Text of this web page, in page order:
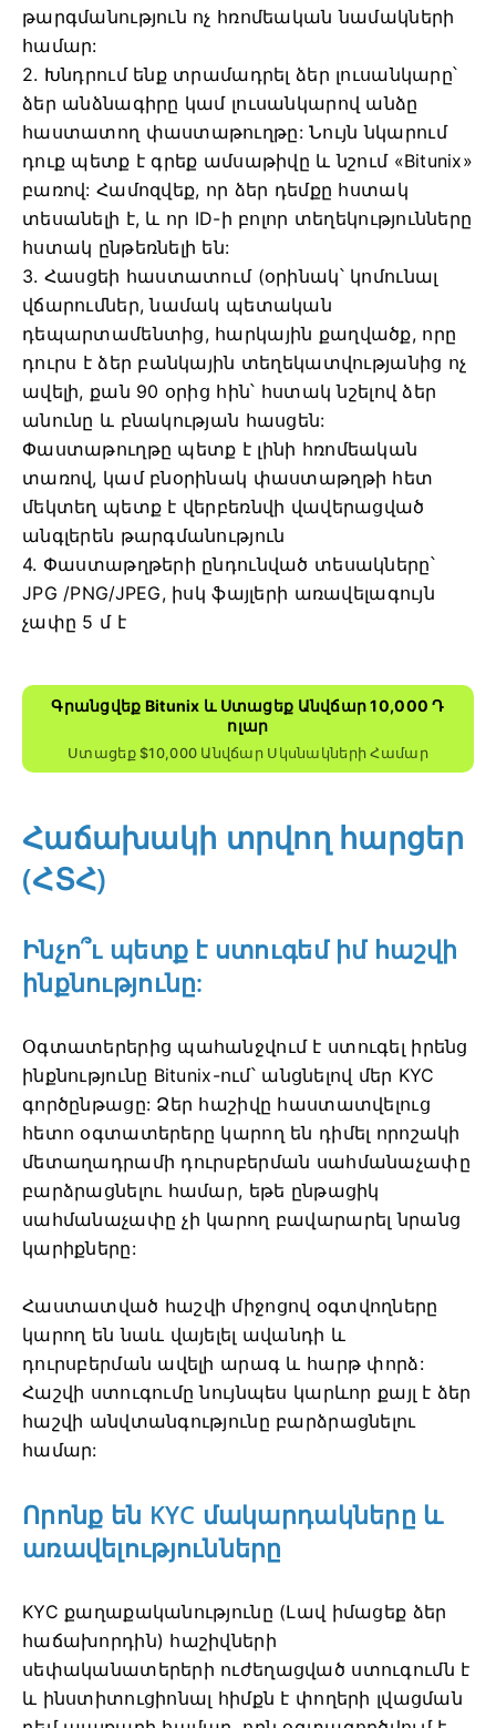
թարգմանություն ոչ հռոմեական նամակների
համար:
2. Խնդրում ենք տրամադրել ձեր լուսանկարը՝
ձեր անձնագիրը կամ լուսանկարով անձը
հաստատող փաստաթուղթը:Նույն նկարում
դուք պետք է գրեք ամսաթիվը և նշում «Bitunix»
բառով: Համոզվեք, որ ձեր դեմքը հստակ
տեսանելի է, և որ ID-ի բոլոր տեղեկությունները
հստակ ընթեռնելի են:
3. Հասցեի հաստատում (օրինակ՝ կոմունալ
վճարումներ, նամակ պետական ​​
դեպարտամենտից, հարկային քաղվածք, որը
դուրս է ձեր բանկային տեղեկատվությանից ոչ
ավելի, քան 90 օրից հին՝ հստակ նշելով ձեր
անունը և բնակության հասցեն:
Փաստաթուղթը պետք է լինի հռոմեական
տառով, կամ բնօրինակ փաստաթղթի հետ
մեկտեղ պետք է վերբեռնվի վավերացված
անգլերեն թարգմանություն
4. Փաստաթղթերի ընդունված տեսակները՝
JPG /PNG/JPEG, իսկ ֆայլերի առավելագույն
չափը 5 մ է
Գրանցվեք Bitunix ԵՒ Ստացեք Անվճար 10,000 Դ
Ոլար
Ստացեք $10,000 Անվճար Սկսնակների Համար
Հաճախակի տրվող հարցեր
(ՀՏՀ)
Ինչո՞ւ պետք է ստուգեմ իմ հաշվի
ինքնությունը:
Օգտատերերից պահանջվում է ստուգել իրենց
ինքնությունը Bitunix-ում՝ անցնելով մեր KYC
գործընթացը: Ձեր հաշիվը հաստատվելուց
հետո օգտատերերը կարող են դիմել որոշակի
մետաղադրամի դուրսբերման սահմանաչափը
բարձրացնելու համար, եթե ընթացիկ
սահմանաչափը չի կարող բավարարել նրանց
կարիքները:
Հաստատված հաշվի միջոցով օգտվողները
կարող են նաև վայելել ավանդի և
դուրսբերման ավելի արագ և հարթ փորձ:
Հաշվի ստուգումը նույնպես կարևոր քայլ է ձեր
հաշվի անվտանգությունը բարձրացնելու
համար:
Որոնք են KYC մակարդակները և
առավելությունները
KYC քաղաքականությունը (Լավ իմացեք ձեր
հաճախորդին) հաշիվների
սեփականատերերի ուժեղացված ստուգումն է
և ինստիտուցիոնալ հիմքն է փողերի լվացման